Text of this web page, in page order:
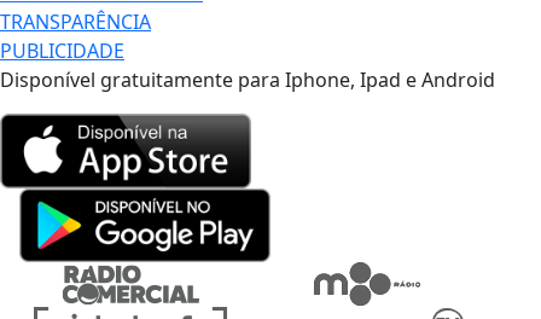
TRANSPARÊNCIA
PUBLICIDADE
Disponível gratuitamente para Iphone, Ipad e Android